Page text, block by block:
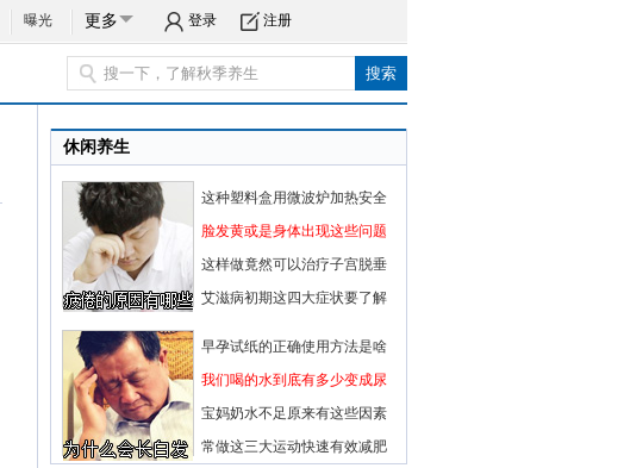
曝光 更多 登录 注册
休闲养生
这种塑料盒用微波炉加热安全
脸发黄或是身体出现这些问题
这样做竟然可以治疗子宫脱垂
艾滋病初期这四大症状要了解
早孕试纸的正确使用方法是啥
我们喝的水到底有多少变成尿
宝妈奶水不足原来有这些因素
常做这三大运动快速有效减肥